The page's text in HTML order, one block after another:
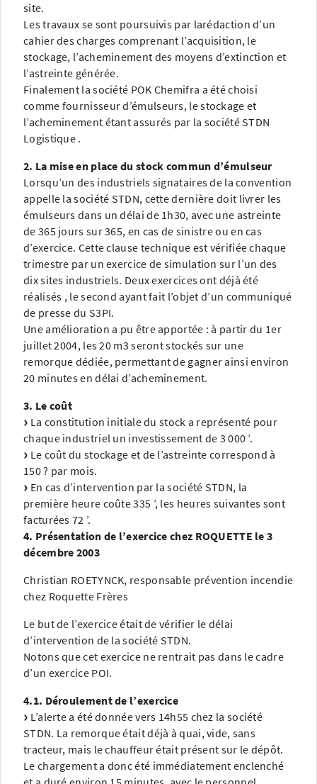
site.
Les travaux se sont poursuivis par larédaction d’un
cahier des charges comprenant l’acquisition, le
stockage, l’acheminement des moyens d’extinction et
l’astreinte générée.
Finalement la société POK Chemifra a été choisi
comme fournisseur d’émulseurs, le stockage et
l’acheminement étant assurés par la société STDN
Logistique .
2. La mise en place du stock commun d’émulseur
Lorsqu’un des industriels signataires de la convention
appelle la société STDN, cette dernière doit livrer les
émulseurs dans un délai de 1h30, avec une astreinte
de 365 jours sur 365, en cas de sinistre ou en cas
d’exercice. Cette clause technique est vérifiée chaque
trimestre par un exercice de simulation sur l’un des
dix sites industriels. Deux exercices ont déjà été
réalisés , le second ayant fait l’objet d’un communiqué
de presse du S3PI.
Une amélioration a pu être apportée : à partir du 1er
juillet 2004, les 20 m3 seront stockés sur une
remorque dédiée, permettant de gagner ainsi environ
20 minutes en délai d’acheminement.
3. Le coût
La constitution initiale du stock a représenté pour
chaque industriel un investissement de 3 000 ’.
Le coût du stockage et de l’astreinte correspond à
150 ? par mois.
En cas d’intervention par la société STDN, la
première heure coûte 335 ’, les heures suivantes sont
facturées 72 ’.
4. Présentation de l’exercice chez ROQUETTE le 3
décembre 2003
Christian ROETYNCK, responsable prévention incendie
chez Roquette Frères
Le but de l’exercice était de vérifier le délai
d’intervention de la société STDN.
Notons que cet exercice ne rentrait pas dans le cadre
d’un exercice POI.
4.1. Déroulement de l’exercice
L’alerte a été donnée vers 14h55 chez la société
STDN. La remorque était déjà à quai, vide, sans
tracteur, mais le chauffeur était présent sur le dépôt.
Le chargement a donc été immédiatement enclenché